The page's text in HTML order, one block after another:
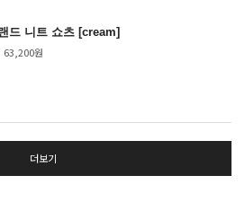
드 니트 쇼츠 [cream]
63,200원
더보기